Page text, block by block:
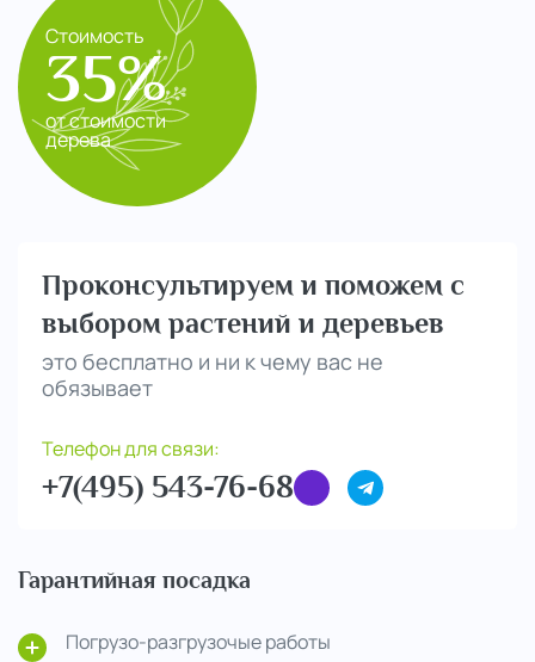
Стоимость
35%
от стоимости
дерева
Проконсультируем и поможем с
выбором растений и деревьев
это бесплатно и ни к чему вас не
обязывает
Телефон для связи:
+7(495) 543-76-68
Гарантийная посадка
Погрузо-разгрузочые работы